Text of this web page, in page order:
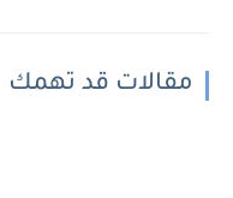
مقالات قد تهمك